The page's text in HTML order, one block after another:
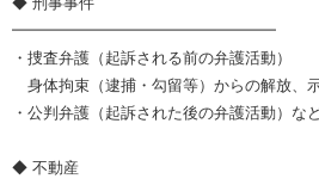
━━━━━━━━━━━━━━━━━
・捜査弁護（起訴される前の弁護活動）
身体拘束（逮捕・勾留等）からの解放、
・公判弁護（起訴された後の弁護活動）な
◆ 不動産